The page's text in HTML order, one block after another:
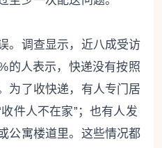
。调查显示，近八成受访
的人表示，快递没有按照
为了收快递，有人专门居
件人不在家”；也有人发
公寓楼道里。这些情况都